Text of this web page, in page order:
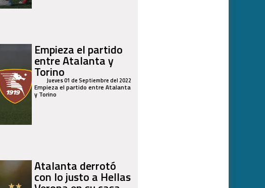
Empieza el partido
entre Atalanta y
Torino
Jueves 01 de Septiembre del 2022
Empieza el partido entre Atalanta
y Torino
Atalanta derrotó
con lo justo a Hellas